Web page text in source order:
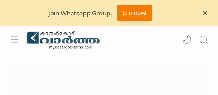
Join Whatsapp Group. Join now!